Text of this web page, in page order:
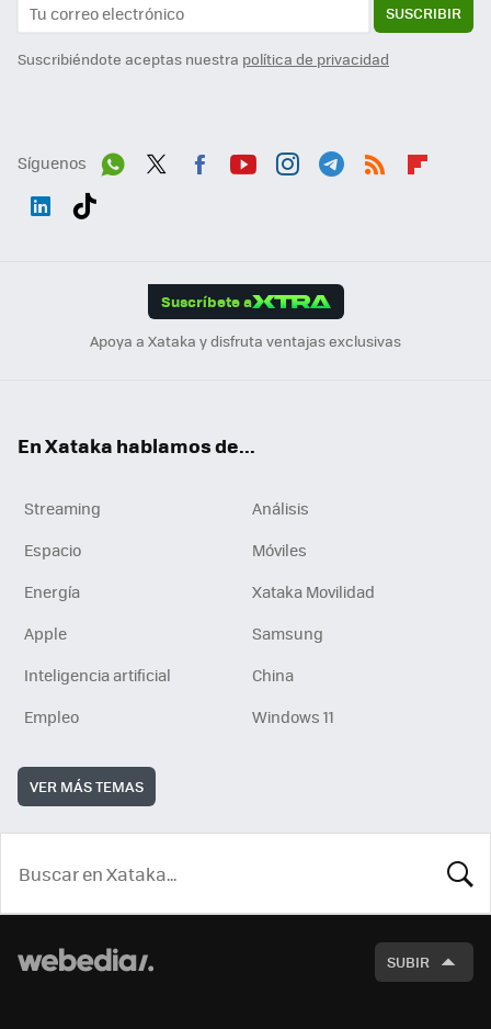
SUSCRIBIR
Suscribiéndote aceptas nuestra política de privacidad
Síguenos
Suscríbete a
Apoya a Xataka y disfruta ventajas exclusivas
En Xataka hablamos de...
Streaming
Análisis
Espacio
Móviles
Energía
Xataka Movilidad
Apple
Samsung
Inteligencia artificial
China
Empleo
Windows 11
VER MÁS TEMAS
SUBIR